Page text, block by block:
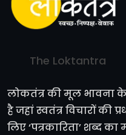
The Loktantra
लोकतंत्र की मूल भावना
है जहां स्वतंत्र विचारों की
लिए ‘पत्रकारिता’ शब्द